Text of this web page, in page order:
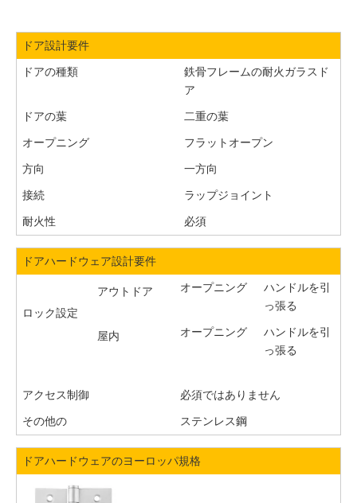
ドア設計要件
ドアの種類
鉄骨フレームの耐火ガラスド
ア
ドアの葉 二重の葉
オープニング フラットオープン
方向 一方向
接続 ラップジョイント
耐火性 必須
ドアハードウェア設計要件
ロック設定
アウトドア オープニング
ハンドルを引
っ張る
屋内 オープニング
ハンドルを引
っ張る
アクセス制御 必須ではありません
その他の ステンレス鋼
ドアハードウェアのヨーロッパ規格